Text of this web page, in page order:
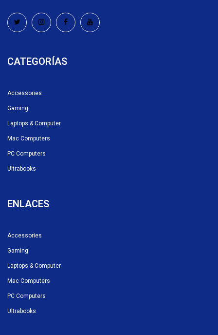
CATEGORÍAS
Accessories
Gaming
Laptops & Computer
Mac Computers
PC Computers
Ultrabooks
ENLACES
Accessories
Gaming
Laptops & Computer
Mac Computers
PC Computers
Ultrabooks